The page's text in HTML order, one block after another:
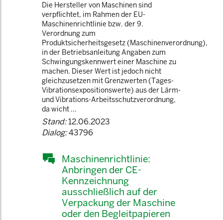
Die Hersteller von Maschinen sind
verpflichtet, im Rahmen der EU-
Maschinenrichtlinie bzw. der 9.
Verordnung zum
Produktsicherheitsgesetz (Maschinenverordnung),
in der Betriebsanleitung Angaben zum
Schwingungskennwert einer Maschine zu
machen. Dieser Wert ist jedoch nicht
gleichzusetzen mit Grenzwerten (Tages-
Vibrationsexpositionswerte) aus der Lärm-
und Vibrations-Arbeitsschutzverordnung,
da wicht ...
Stand:12.06.2023
Dialog:43796
Maschinenrichtlinie:
Anbringen der CE-
Kennzeichnung
ausschließlich auf der
Verpackung der Maschine
oder den Begleitpapieren